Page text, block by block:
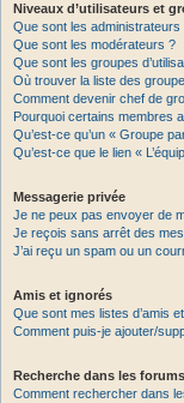
Niveaux d’utilisateurs et
Que sont les administrateurs
Que sont les modérateurs ?
Que sont les groupes
Où trouver la liste des
Comment devenir chef de
Pourquoi certains membres
Qu’est-ce qu’un « Groupe
Qu’est-ce que le lien «
Messagerie privée
Je ne peux pas envoyer de
Je reçois sans arrêt des
J’ai reçu un spam ou un
Amis et ignorés
Que sont mes listes d’amis
Comment puis-je ajouter/
Recherche dans les forums
Comment rechercher dans